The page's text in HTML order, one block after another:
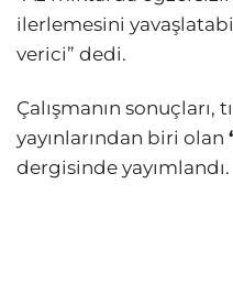
ilerlemesini
verici” dedi.
Çalışmanın sonuçları,
yayınlarından biri olan
dergisinde yayımlandı.